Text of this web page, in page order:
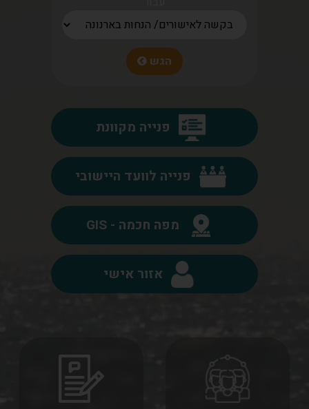
הגש
פנייה מקוונת
פנייה לוועד היישובי
מפה חכמה - GIS
אזור אישי